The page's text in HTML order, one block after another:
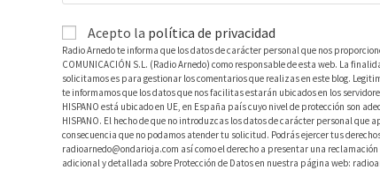
Acepto la política de privacidad
Radio Arnedo te informa que los datos de carácter personal que nos
COMUNICACIÓN S.L. (Radio Arnedo) como responsable de esta web. La
solicitamos es para gestionar los comentarios que realizas en este blog.
te informamos que los datos que nos facilitas estarán ubicados en los
HISPANO está ubicado en UE, en España país cuyo nivel de protección son
HISPANO. El hecho de que no introduzcas los datos de carácter personal que
consecuencia que no podamos atender tu solicitud. Podrás ejercer tus
radioarnedo@ondarioja.com así como el derecho a presentar una
adicional y detallada sobre Protección de Datos en nuestra página web: